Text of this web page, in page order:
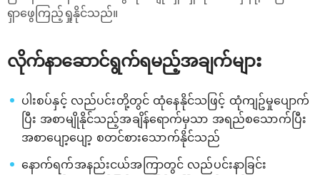
ရှာဖွေကြည့်ရှုနိုင်သည်။
လိုက်နာဆောင်ရွက်ရမည့်အချက်များ
ပါးစပ်နှင့် လည်ပင်းတို့တွင် ထုံနေနိုင်သဖြင့် ထုံကျဥ်မှုပျောက်
ပြီး အစာမျိုနိုင်သည့်အချိန်‌ရောက်မှသာ အရည်စသောက်ပြီး
အစာပျော့ပျော့ စတင်စားသောက်နိုင်သည်
နောက်ရက်အနည်းငယ်အကြာတွင် လည်ပင်းနာခြင်း